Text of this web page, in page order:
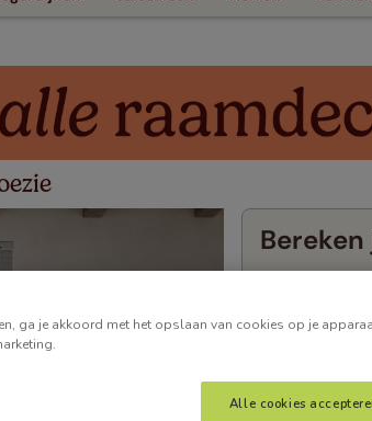
ga je akkoord met het opslaan van cookies op je
Alle cookies